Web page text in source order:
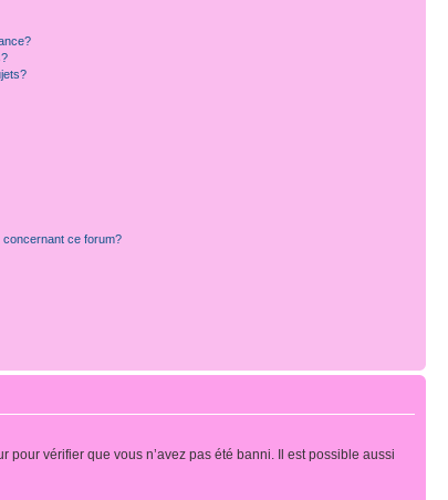
ce forum?
pour vérifier que vous n’avez pas été banni. Il est possible aussi